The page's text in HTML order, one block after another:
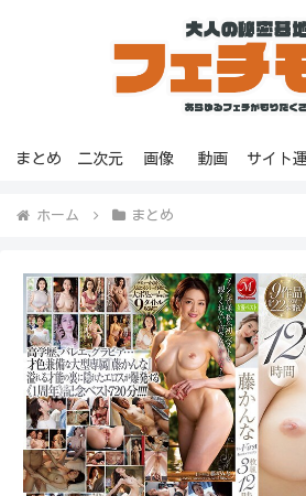
まとめ 二次元 画像 動画 サイト
ホーム まとめ